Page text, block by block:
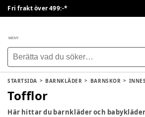
Fri frakt över 499:-*
MENY
STARTSIDA BARNKLÄDER BARNSKOR
Tofflor
Här hittar du barnkläder och